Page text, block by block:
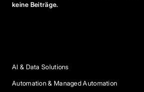
keine Beiträge.
AI & Data Solutions
Automation & Managed Automation